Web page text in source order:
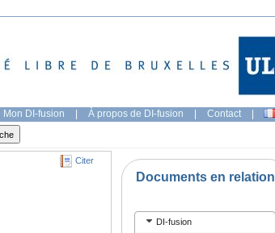
Mon DI-fusion | À propos de DI-fusion | Contact |
Citer
Documents en relation
DI-fusion